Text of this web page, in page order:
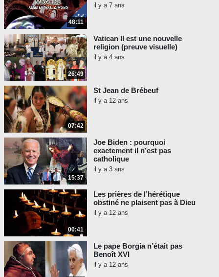
48:11
il y a 7 ans
26:49
Vatican II est une nouvelle
religion (preuve visuelle)
il y a 4 ans
07:42
St Jean de Brébeuf
il y a 12 ans
15:37
Joe Biden : pourquoi
exactement il n’est pas
catholique
il y a 3 ans
00:41
Les prières de l’hérétique
obstiné ne plaisent pas à Dieu
il y a 12 ans
Le pape Borgia n’était pas
Benoît XVI
il y a 12 ans